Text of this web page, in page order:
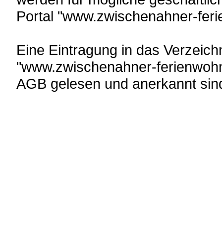
Portal "www.zwischenahner-
Eine Eintragung in das
"www.zwischenahner-
AGB gelesen und anerkannt